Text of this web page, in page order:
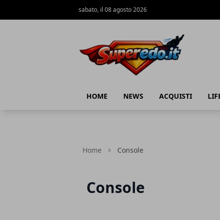
sabato, il 08 agosto 2026
HOME NEWS ACQUISTI
Home Console
Console